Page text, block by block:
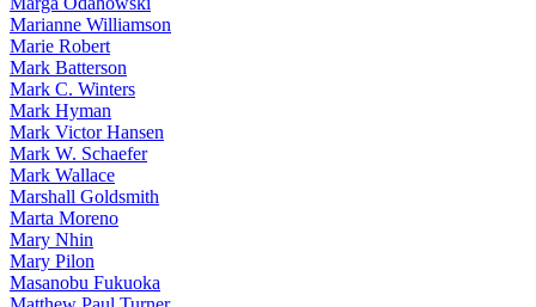
Marianne Williamson
Marie Robert
Mark Batterson
Mark C. Winters
Mark Hyman
Mark Victor Hansen
Mark W. Schaefer
Mark Wallace
Marshall Goldsmith
Marta Moreno
Mary Nhin
Mary Pilon
Masanobu Fukuoka